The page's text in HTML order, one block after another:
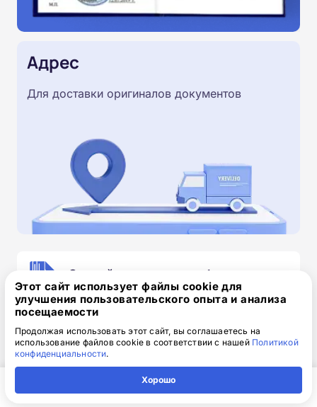
Адрес
Для доставки оригиналов документов
Скачайте заявку на обучение
.doc, 32.52 Кб
Скачайте шаблон, заполните и отправьте по
электронной почтеinfo@1-academy.ru.
Обязательно укажите контактный номер телефон.
Наш специалист свяжется с вами и утонит все
Этот сайт использует файлы cookie для
улучшения пользовательского опыта и анализа
посещаемости
Продолжая использовать этот сайт, вы соглашаетесь на
использование файлов cookie в соответствии с нашей Политикой
конфиденциальности.
Хорошо